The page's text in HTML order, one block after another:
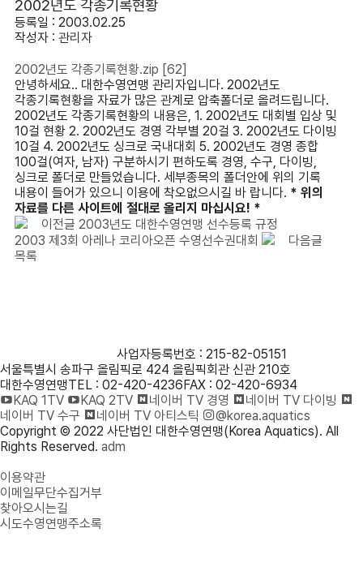
2002년도 각종기록현황
등록일 : 2003.02.25
작성자 : 관리자
2002년도 각종기록현황.zip [62]
안녕하세요.. 대한수영연맹 관리자입니다. 2002년도
각종기록현황을 자료가 많은 관계로 압축폴더로 올려드립니다.
2002년도 각종기록현황의 내용은, 1. 2002년도 대회별 입상 및
10걸 현황 2. 2002년도 경영 각부별 20걸 3. 2002년도 다이빙
10걸 4. 2002년도 싱크로 국내대회 5. 2002년도 경영 종합
100걸(여자, 남자) 구분하시기 편하도록 경영, 수구, 다이빙,
싱크로 폴더로 만들었습니다. 세부종목의 폴더안에 위의 기록
내용이 들어가 있으니 이용에 착오없으시길 바 랍니다. * 위의
자료를 다른 사이트에 절대로 올리지 마십시요! *
이전글 2003년도 대한수영연맹 선수등록 규정
2003 제3회 아레나 코리아오픈 수영선수권대회
다음글
목록
사업자등록번호 : 215-82-05151
서울특별시 송파구 올림픽로 424 올림픽회관 신관 210호
대한수영연맹TEL : 02-420-4236FAX : 02-420-6934
KAQ 1TV
KAQ 2TV 네이버 TV 경영
네이버 TV 다이빙
네이버 TV 수구
네이버 TV 아티스틱
@korea.aquatics
Copyright © 2022 사단법인 대한수영연맹(Korea Aquatics). All
Rights Reserved. adm
이용약관
이메일무단수집거부
찾아오시는길
시도수영연맹주소록